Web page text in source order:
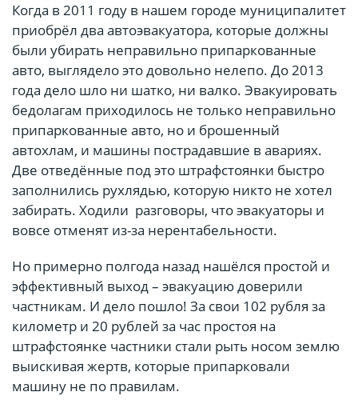
Когда в 2011 году в нашем городе муниципалитет
приобрёл два автоэвакуатора, которые должны
были убирать неправильно припаркованные
авто, выглядело это довольно нелепо. До 2013
года дело шло ни шатко, ни валко. Эвакуировать
бедолагам приходилось не только неправильно
припаркованные авто, но и брошенный
автохлам, и машины пострадавшие в авариях.
Две отведённые под это штрафстоянки быстро
заполнились рухлядью, которую никто не хотел
забирать. Ходили разговоры, что эвакуаторы и
вовсе отменят из-за нерентабельности.
Но примерно полгода назад нашёлся простой и
эффективный выход – эвакуацию доверили
частникам. И дело пошло! За свои 102 рубля за
километр и 20 рублей за час простоя на
штрафстоянке частники стали рыть носом землю
выискивая жертв, которые припарковали
машину не по правилам.